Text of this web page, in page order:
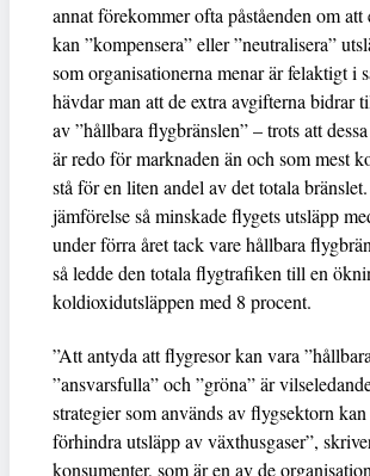
annat förekommer ofta påståenden om att
kan ”kompensera” eller ”neutralisera”
som organisationerna menar är felaktigt i
hävdar man att de extra avgifterna bidrar
av ”hållbara flygbränslen” – trots att
är redo för marknaden än och som mest
stå för en liten andel av det totala
jämförelse så minskade flygets utsläpp
under förra året tack vare hållbara
så ledde den totala flygtrafiken till en
koldioxidutsläppen med 8 procent.
”Att antyda att flygresor kan vara
”ansvarsfulla” och ”gröna” är
strategier som används av flygsektorn
förhindra utsläpp av växthusgaser”,
konsumenter, som är en av de